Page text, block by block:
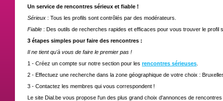
Un service de rencontres sérieux et fiable !
Sérieux : Tous les profils sont contrôlés par des modérateurs.
Fiable : Des outils de recherches rapides et efficaces pour vous trouver le profil
3 étapes simples pour faire des rencontres :
Il ne tient qu'à vous de faire le premier pas !
1 - Créez un compte sur notre section pour les rencontres sérieuses
2 - Effectuez une recherche dans la zone géographique de votre choix :
3 - Contactez les membres qui vous correspondent !
Le site Dial.be vous propose l'un des plus grand choix d'annonces de